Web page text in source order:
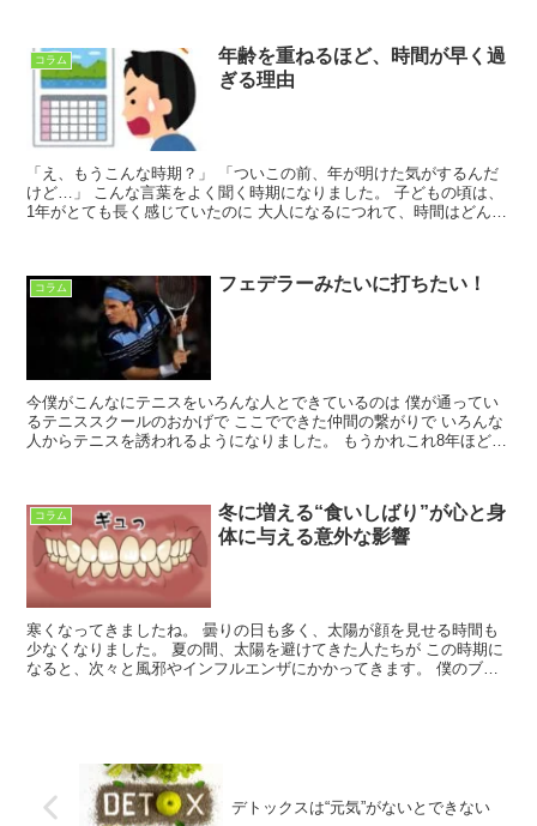
コラム
年齢を重ねるほど、時間が早く過
ぎる理由
「え、もうこんな時期？」 「ついこの前、年が明けた気がするんだ
けど…」 こんな言葉をよく聞く時期になりました。 子どもの頃は、
1年がとても長く感じていたのに 大人になるにつれて、時間はどんど
コラム フェデラーみたいに打ちたい！
今僕がこんなにテニスをいろんな人とできているのは 僕が通ってい
るテニススクールのおかげで ここでできた仲間の繋がりで いろんな
人からテニスを誘われるようになりました。 もうかれこれ8年ほど通
コラム
冬に増える“食いしばり”が心と身
体に与える意外な影響
寒くなってきましたね。 曇りの日も多く、太陽が顔を見せる時間も
少なくなりました。 夏の間、太陽を避けてきた人たちが この時期に
なると、次々と風邪やインフルエンザにかかってきます。 僕のブロ
デトックスは“元気”がないとできない